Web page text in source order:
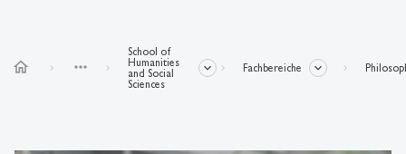
home more_horiz
School of
Humanities
and Social
Sciences
Fachbereiche